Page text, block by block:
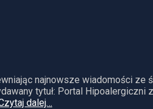
najnowsze wiadomości
tytuł: Portal
dalej…